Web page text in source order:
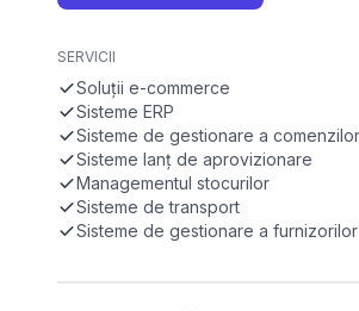
SERVICII
Soluții e-commerce
Sisteme ERP
Sisteme de gestionare a comenzilor
Sisteme lanț de aprovizionare
Managementul stocurilor
Sisteme de transport
Sisteme de gestionare a furnizorilor